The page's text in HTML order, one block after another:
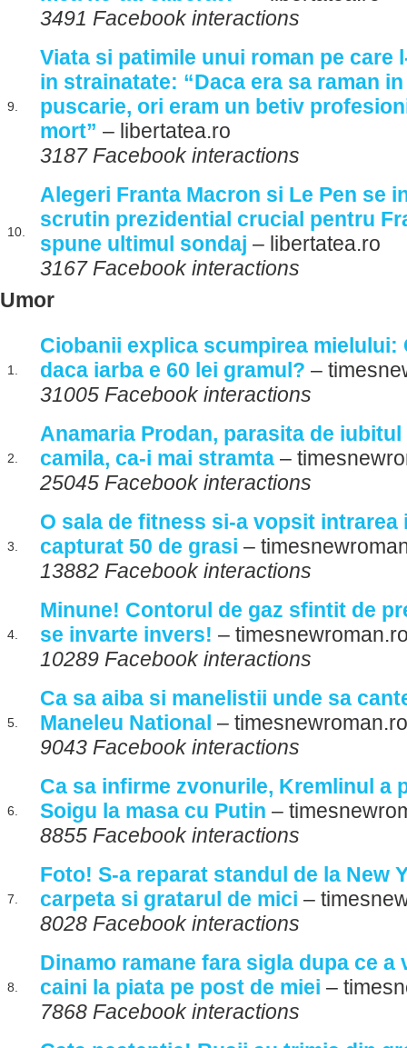
3491 Facebook interactions
9.
Viata si patimile unui roman pe care
in strainatate: “Daca era sa raman
puscarie, ori eram un betiv
mort” – libertatea.ro
3187 Facebook interactions
10.
Alegeri Franta Macron si Le Pen se
scrutin prezidential crucial pentru
spune ultimul sondaj – libertatea.ro
3167 Facebook interactions
Umor
1.
Ciobanii explica scumpirea mielului:
daca iarba e 60 lei gramul? –
31005 Facebook interactions
2.
Anamaria Prodan, parasita de
camila, ca-i mai stramta –
25045 Facebook interactions
3.
O sala de fitness si-a vopsit intrarea
capturat 50 de grasi –
13882 Facebook interactions
4.
Minune! Contorul de gaz sfintit de
se invarte invers! –
10289 Facebook interactions
5.
Ca sa aiba si manelistii unde sa
Maneleu National – timesnewroman.ro
9043 Facebook interactions
6.
Ca sa infirme zvonurile, Kremlinul a
Soigu la masa cu Putin –
8855 Facebook interactions
7.
Foto! S-a reparat standul de la New
carpeta si gratarul de mici –
8028 Facebook interactions
8.
Dinamo ramane fara sigla dupa ce a
caini la piata pe post de miei –
7868 Facebook interactions